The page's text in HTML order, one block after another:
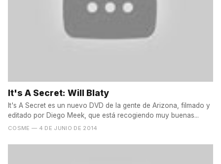
It's A Secret: Will Blaty
It's A Secret es un nuevo DVD de la gente de Arizona, filmado y
editado por Diego Meek, que está recogiendo muy buenas...
COSME — 4 DE JUNIO DE 2014